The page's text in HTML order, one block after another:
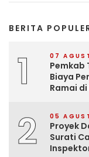
BERITA
1 07
Pemkab
Biaya
Ramai
2 05
Proyek
Surati